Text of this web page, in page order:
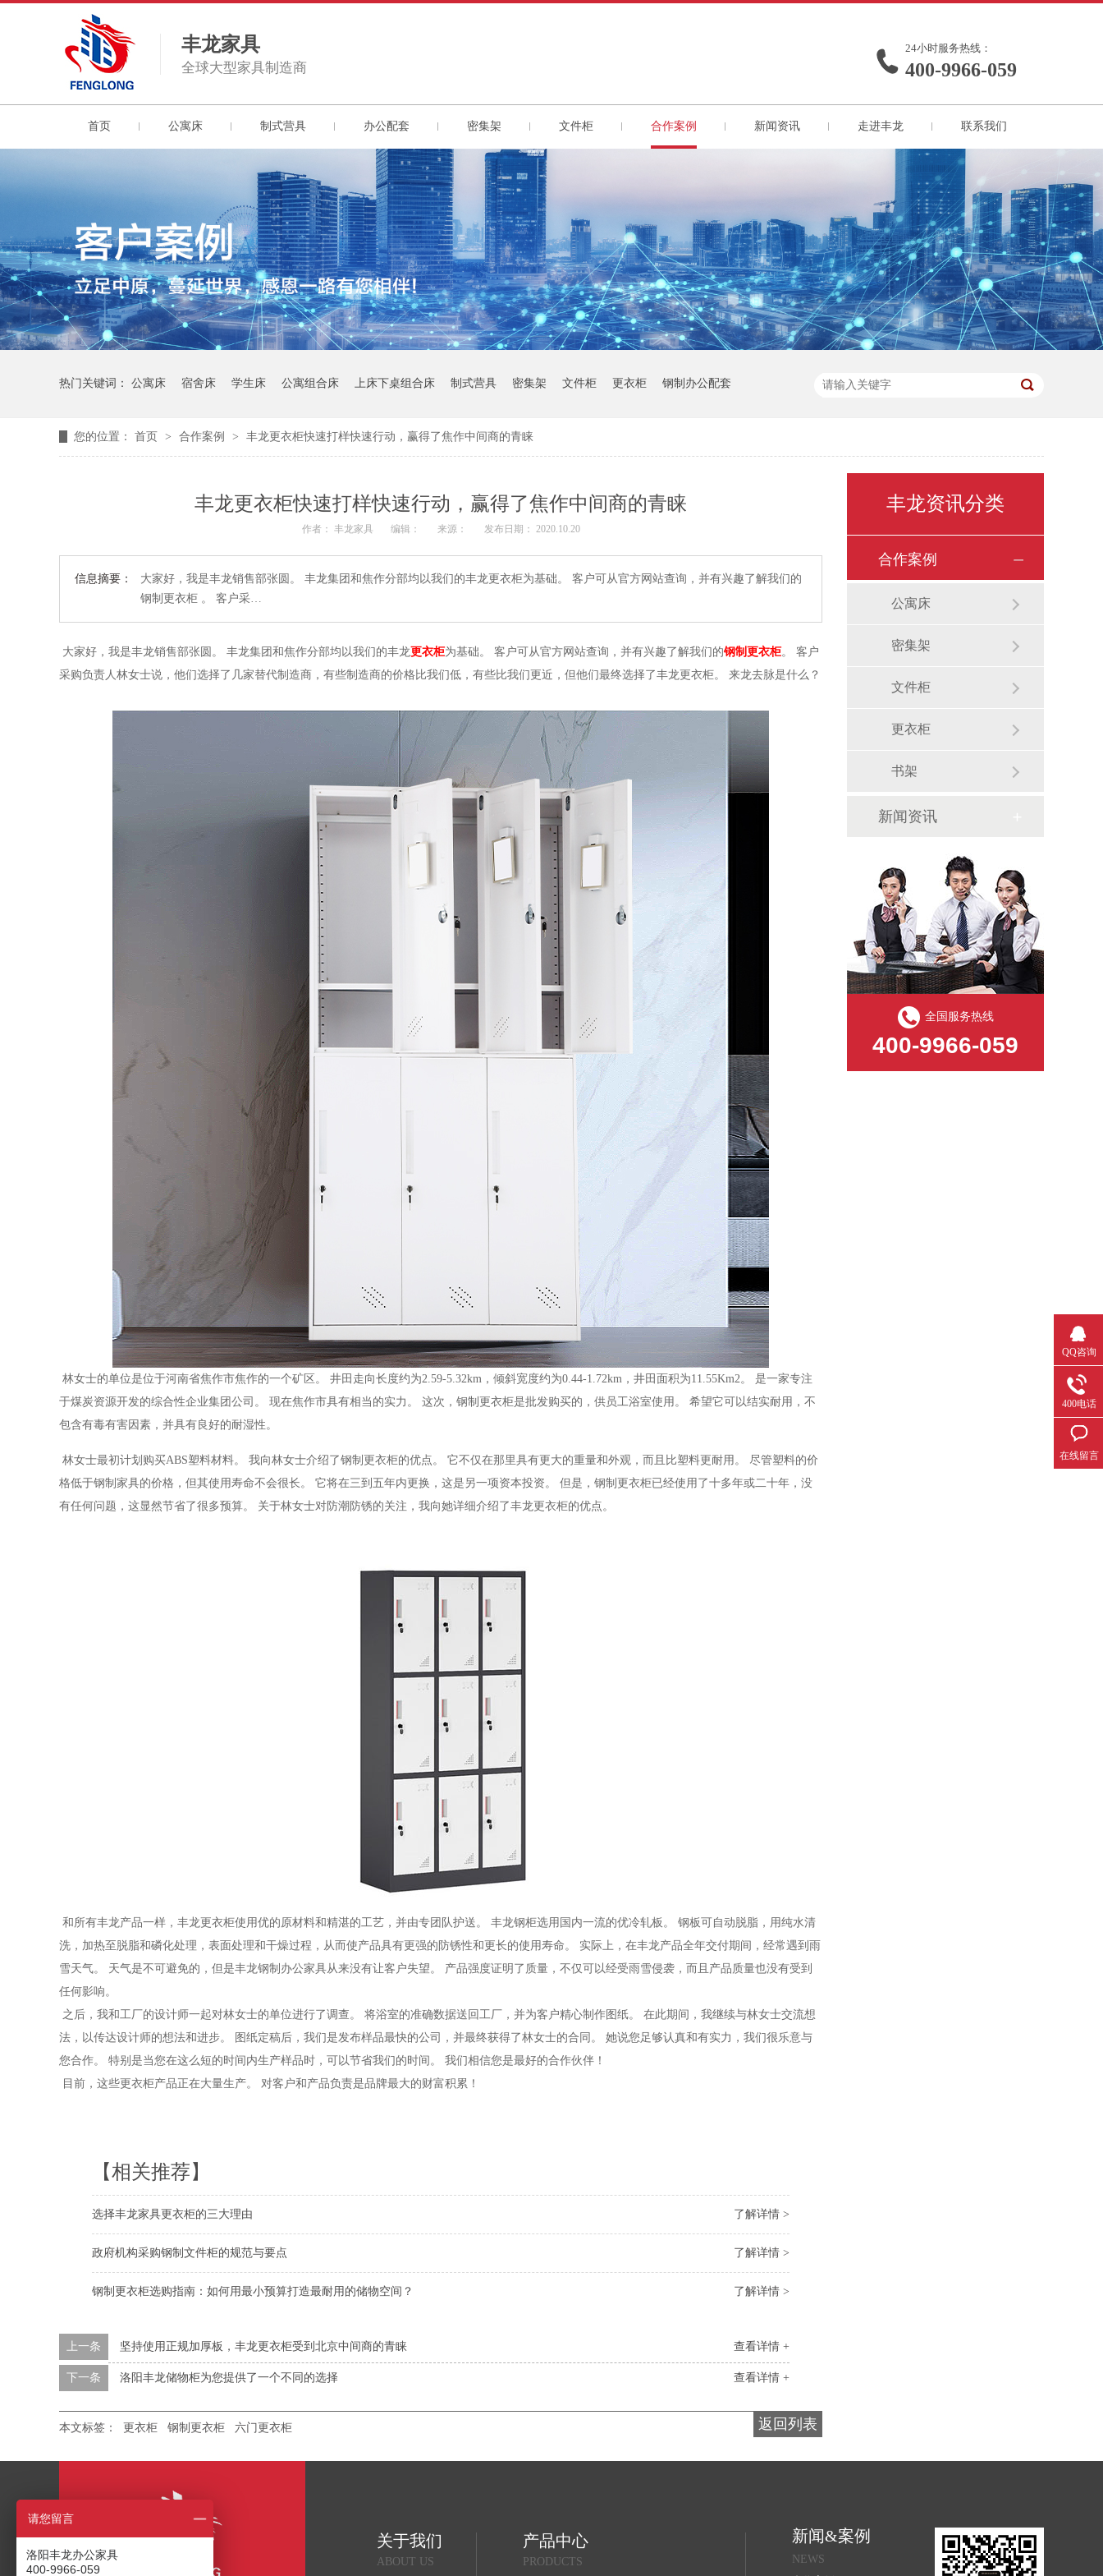
丰龙家具
全球大型家具制造商
24小时服务热线：
400-9966-059
首页 公寓床 制式营具 办公配套 密集架 文件柜 合作案例 新闻资讯 走进丰龙 联系我们
热门关键词： 公寓床 宿舍床 学生床 公寓组合床 上床下桌组合床 制式营具 密集架 文件柜 更衣柜 钢制办公配套
您的位置： 首页 > 合作案例 > 丰龙更衣柜快速打样快速行动，赢得了焦作中间商的青睐
丰龙更衣柜快速打样快速行动，赢得了焦作中间商的青睐
作者： 丰龙家具 编辑： 来源： 发布日期： 2020.10.20
信息摘要：
大家好，我是丰龙销售部张圆。 丰龙集团和焦作分部均以我们的丰龙更衣柜为基础。 客户可从官方网站查询，并有兴趣了解我们的
钢制更衣柜 。 客户采…
大家好，我是丰龙销售部张圆。 丰龙集团和焦作分部均以我们的丰龙更衣柜为基础。 客户可从官方网站查询，并有兴趣了解我们的钢制更衣柜。 客户
采购负责人林女士说，他们选择了几家替代制造商，有些制造商的价格比我们低，有些比我们更近，但他们最终选择了丰龙更衣柜。 来龙去脉是什么？
林女士的单位是位于河南省焦作市焦作的一个矿区。 井田走向长度约为2.59-5.32km，倾斜宽度约为0.44-1.72km，井田面积为11.55Km2。 是一家专注
于煤炭资源开发的综合性企业集团公司。 现在焦作市具有相当的实力。 这次，钢制更衣柜是批发购买的，供员工浴室使用。 希望它可以结实耐用，不
包含有毒有害因素，并具有良好的耐湿性。
林女士最初计划购买ABS塑料材料。 我向林女士介绍了钢制更衣柜的优点。 它不仅在那里具有更大的重量和外观，而且比塑料更耐用。 尽管塑料的价
格低于钢制家具的价格，但其使用寿命不会很长。 它将在三到五年内更换，这是另一项资本投资。 但是，钢制更衣柜已经使用了十多年或二十年，没
有任何问题，这显然节省了很多预算。 关于林女士对防潮防锈的关注，我向她详细介绍了丰龙更衣柜的优点。
和所有丰龙产品一样，丰龙更衣柜使用优的原材料和精湛的工艺，并由专团队护送。 丰龙钢柜选用国内一流的优冷轧板。 钢板可自动脱脂，用纯水清
洗，加热至脱脂和磷化处理，表面处理和干燥过程，从而使产品具有更强的防锈性和更长的使用寿命。 实际上，在丰龙产品全年交付期间，经常遇到雨
雪天气。 天气是不可避免的，但是丰龙钢制办公家具从来没有让客户失望。 产品强度证明了质量，不仅可以经受雨雪侵袭，而且产品质量也没有受到
任何影响。
之后，我和工厂的设计师一起对林女士的单位进行了调查。 将浴室的准确数据送回工厂，并为客户精心制作图纸。 在此期间，我继续与林女士交流想
法，以传达设计师的想法和进步。 图纸定稿后，我们是发布样品最快的公司，并最终获得了林女士的合同。 她说您足够认真和有实力，我们很乐意与
您合作。 特别是当您在这么短的时间内生产样品时，可以节省我们的时间。 我们相信您是最好的合作伙伴！
目前，这些更衣柜产品正在大量生产。 对客户和产品负责是品牌最大的财富积累！
【相关推荐】
了解详情 >
选择丰龙家具更衣柜的三大理由
了解详情 >
政府机构采购钢制文件柜的规范与要点
了解详情 >
钢制更衣柜选购指南：如何用最小预算打造最耐用的储物空间？
查看详情 +
上一条 坚持使用正规加厚板，丰龙更衣柜受到北京中间商的青睐
查看详情 +
下一条 洛阳丰龙储物柜为您提供了一个不同的选择
返回列表
本文标签： 更衣柜 钢制更衣柜 六门更衣柜
丰龙资讯分类
合作案例
公寓床
密集架
文件柜
更衣柜
书架
新闻资讯
全国服务热线
400-9966-059
关于我们
ABOUT US
产品中心
PRODUCTS
新闻&案例
NEWS
QQ咨询
400电话
在线留言
请您留言
洛阳丰龙办公家具
400-9966-059